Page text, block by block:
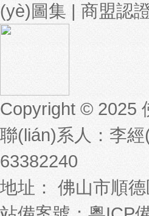
(yè)圖集 |商盟認
Copyright © 2025
聯(lián)系人：李
63382240
地址： 佛山市順